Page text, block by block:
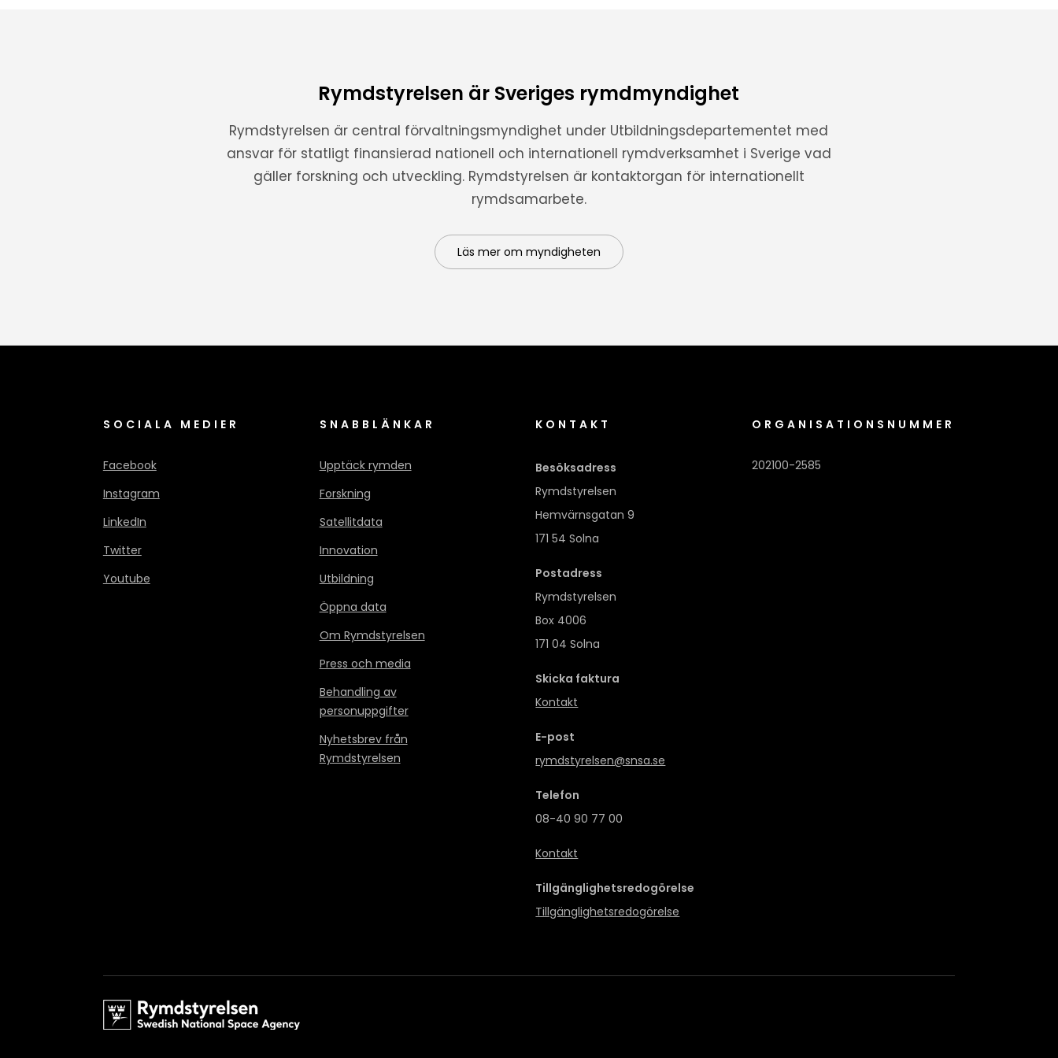
Rymdstyrelsen är Sveriges rymdmyndighet
Rymdstyrelsen är central förvaltningsmyndighet under Utbildningsdepartementet med
ansvar för statligt finansierad nationell och internationell rymdverksamhet i Sverige vad
gäller forskning och utveckling. Rymdstyrelsen är kontaktorgan för internationellt
rymdsamarbete.
Läs mer om myndigheten
SOCIALA MEDIER
Facebook
Instagram
LinkedIn
Twitter
Youtube
SNABBLÄNKAR
Upptäck rymden
Forskning
Satellitdata
Innovation
Utbildning
Öppna data
Om Rymdstyrelsen
Press och media
Behandling av
personuppgifter
Nyhetsbrev från
Rymdstyrelsen
KONTAKT
Besöksadress
Rymdstyrelsen
Hemvärnsgatan 9
171 54 Solna
Postadress
Rymdstyrelsen
Box 4006
171 04 Solna
Skicka faktura
Kontakt
E-post
rymdstyrelsen@snsa.se
Telefon
08-40 90 77 00
Kontakt
Tillgänglighetsredogörelse
Tillgänglighetsredogörelse
ORGANISATIONSNUMMER
202100-2585